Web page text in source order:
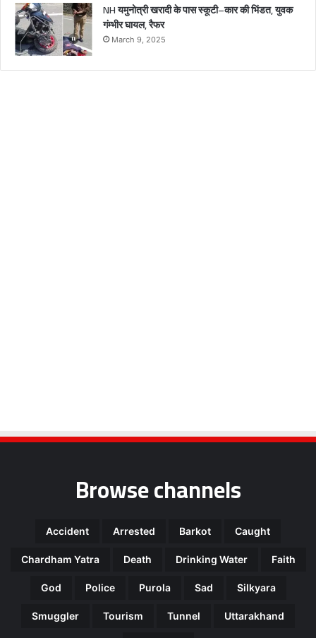
NH यमुनोत्री खरादी के पास स्कूटी–कार की भिंडत, युवक
गंम्भीर घायल, रैफर
March 9, 2025
Browse channels
Accident Arrested Barkot Caught
Chardham Yatra Death Drinking Water Faith
God Police Purola Sad Silkyara
Smuggler Tourism Tunnel Uttarakhand